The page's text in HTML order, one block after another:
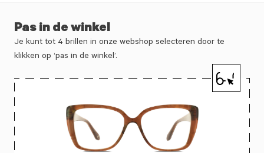
Pas in de winkel
Je kunt tot 4 brillen in onze webshop selecteren door te
klikken op ‘pas in de winkel’.